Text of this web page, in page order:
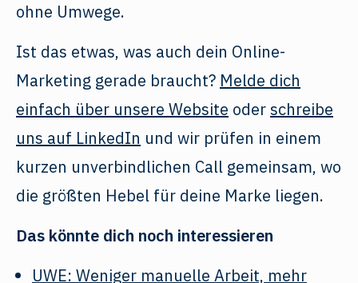
ohne Umwege.
Ist das etwas, was auch dein Online-
Marketing gerade braucht? Melde dich
einfach über unsere Website oderschreibe
uns auf LinkedIn und wir prüfen in einem
kurzen unverbindlichen Call gemeinsam, wo
die größten Hebel für deine Marke liegen.
Das könnte dich noch interessieren
UWE: Weniger manuelle Arbeit, mehr